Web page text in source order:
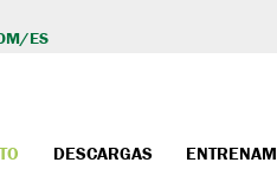
ES
DESCARGAS